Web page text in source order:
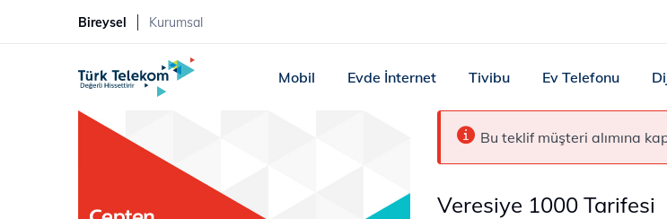
Bireysel Kurumsal
Mobil Evde İnternet Tivibu Ev Telefonu
Bu teklif müşteri alımına
Veresiye 1000 Tarifesi